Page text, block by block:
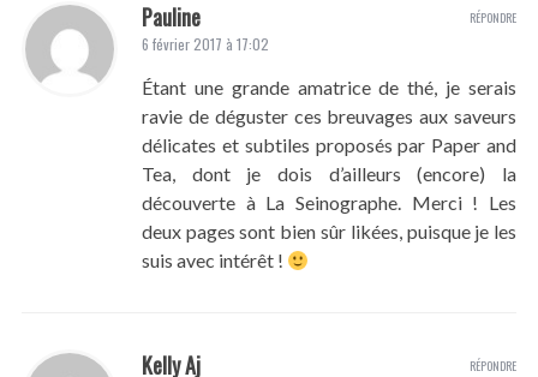
Pauline
6 février 2017 à 17:02
Étant une grande amatrice de thé, je serais
ravie de déguster ces breuvages aux saveurs
délicates et subtiles proposés par Paper and
Tea, dont je dois d’ailleurs (encore) la
découverte à La Seinographe. Merci ! Les
deux pages sont bien sûr likées, puisque je les
suis avec intérêt !
RÉPONDRE
Kelly Aj RÉPONDRE